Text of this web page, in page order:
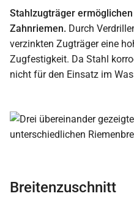
Stahlzugträger
Zahnriemen. Durch
verzinkten Zugträger eine
Zugfestigkeit. Da Stahl
nicht für den Einsatz im
Breitenzuschnitt